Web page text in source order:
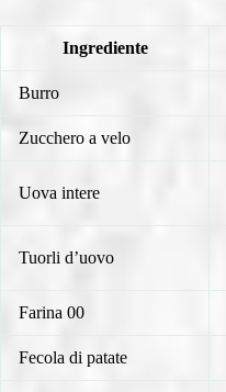
Ingrediente
Burro
Zucchero a velo
Uova intere
Tuorli d’uovo
Farina 00
Fecola di patate